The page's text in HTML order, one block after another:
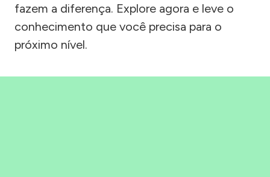
fazem a diferença. Explore agora e leve o
conhecimento que você precisa para o
próximo nível.